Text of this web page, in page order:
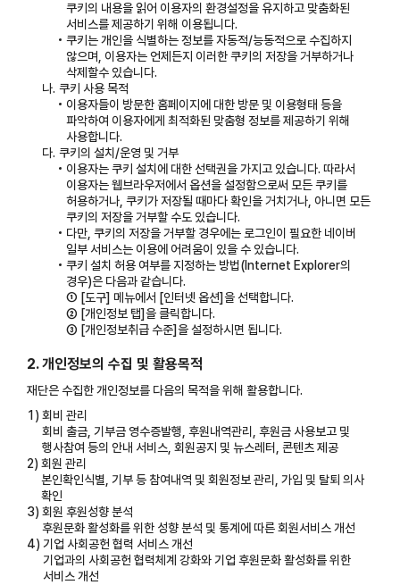
쿠키의 내용을 읽어 이용자의 환경설정을 유지하고 맞춤화된
서비스를 제공하기 위해 이용됩니다.
쿠키는 개인을 식별하는 정보를 자동적/능동적으로 수집하지
않으며, 이용자는 언제든지 이러한 쿠키의 저장을 거부하거나
삭제할수 있습니다.
나. 쿠키 사용 목적
이용자들이 방문한 홈페이지에 대한 방문 및 이용형태 등을
파악하여 이용자에게 최적화된 맞춤형 정보를 제공하기 위해
사용합니다.
다. 쿠키의 설치/운영 및 거부
이용자는 쿠키 설치에 대한 선택권을 가지고 있습니다. 따라서
이용자는 웹브라우저에서 옵션을 설정함으로써 모든 쿠키를
허용하거나, 쿠키가 저장될 때마다 확인을 거치거나, 아니면 모든
쿠키의 저장을 거부할 수도 있습니다.
다만, 쿠키의 저장을 거부할 경우에는 로그인이 필요한 네이버
일부 서비스는 이용에 어려움이 있을 수 있습니다.
쿠키 설치 허용 여부를 지정하는 방법(Internet Explorer의
경우)은 다음과 같습니다.
① [도구] 메뉴에서 [인터넷 옵션]을 선택합니다.
② [개인정보 탭]을 클릭합니다.
③ [개인정보취급 수준]을 설정하시면 됩니다.
2. 개인정보의 수집 및 활용목적
재단은 수집한 개인정보를 다음의 목적을 위해 활용합니다.
1) 회비 관리
회비 출금, 기부금 영수증발행, 후원내역관리, 후원금 사용보고 및
행사참여 등의 안내 서비스, 회원공지 및 뉴스레터, 콘텐츠 제공
2) 회원 관리
본인확인식별, 기부 등 참여내역 및 회원정보 관리, 가입 및 탈퇴 의사
확인
3) 회원 후원성향 분석
후원문화 활성화를 위한 성향 분석 및 통계에 따른 회원서비스 개선
4) 기업 사회공헌 협력 서비스 개선
기업과의 사회공헌 협력체계 강화와 기업 후원문화 활성화를 위한
서비스 개선